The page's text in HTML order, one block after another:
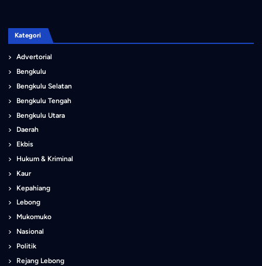
Kategori
Advertorial
Bengkulu
Bengkulu Selatan
Bengkulu Tengah
Bengkulu Utara
Daerah
Ekbis
Hukum & Kriminal
Kaur
Kepahiang
Lebong
Mukomuko
Nasional
Politik
Rejang Lebong